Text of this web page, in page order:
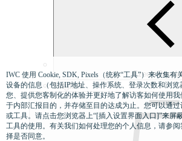
Czech
English
IWC 使用 Cookie, SDK, Pixels（统称“工具”）来收集
设备的信息（包括IP地址、操作系统、登录次数和浏
您、提供您客制化的体验并更好地了解访客如何使用
于内部汇报目的，并存储至目的达成为止。您可以通过
或工具。请点击您浏览器上“[插入设置界面入口]”来屏
工具的使用。有关我们如何处理您的个人信息，请参
择是否同意。